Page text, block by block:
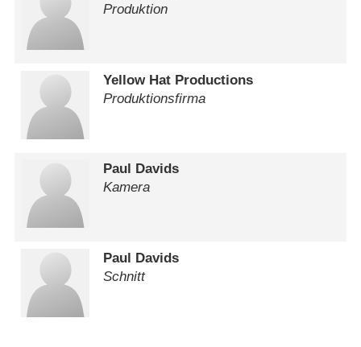
Produktion
Yellow Hat Productions
Produktionsfirma
Paul Davids
Kamera
Paul Davids
Schnitt